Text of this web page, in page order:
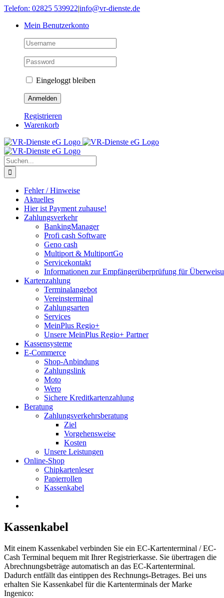
Skip
content
Telefon: 02825 539922|info@vr-dienste.de
Mein Benutzerkonto
Eingeloggt bleiben
Registrieren
Warenkorb
Suche
nach:
Fehler / Hinweise
Aktuelles
Hier ist Payment zuhause!
Zahlungsverkehr
BankingManager
Profi cash Software
Geno cash
Multiport & MultiportGo
Servicekontakt
Informationen zur Empfängerüberprüfung für
Kartenzahlung
Terminalangebot
Vereinsterminal
Zahlungsarten
Services
MeinPlus Regio+
Unsere MeinPlus Regio+ Partner
Kassensysteme
E-Commerce
Shop-Anbindung
Zahlungslink
Moto
Wero
Sichere Kreditkartenzahlung
Beratung
Zahlungsverkehrsberatung
Ziel
Vorgehensweise
Kosten
Unsere Leistungen
Online-Shop
Chipkartenleser
Papierrollen
Kassenkabel
Kassenkabel
Mit einem Kassenkabel verbinden Sie ein EC-Kartenterminal / EC-
Cash Terminal bequem mit Ihrer Registrierkasse. Sie übertragen die
Abrechnungsbeträge automatisch an das EC-Kartenterminal.
Dadurch entfällt das eintippen des Rechnungs-Betrages. Bei uns
erhalten Sie Kassenkabel für die Kartenterminals der Marke
Ingenico: